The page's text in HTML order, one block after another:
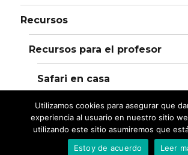
Recursos
Recursos para el profesor
Safari en casa
Contacto
Club de Ciencia Ciudadana Creado con
Utilizamos cookies para asegurar que
experiencia al usuario en nuestro sitio
utilizando este sitio asumiremos que
Estoy de acuerdo
Leer